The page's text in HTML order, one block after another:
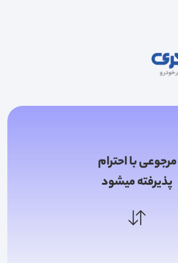
مرجوعی با احترام
پذیرفته میشود